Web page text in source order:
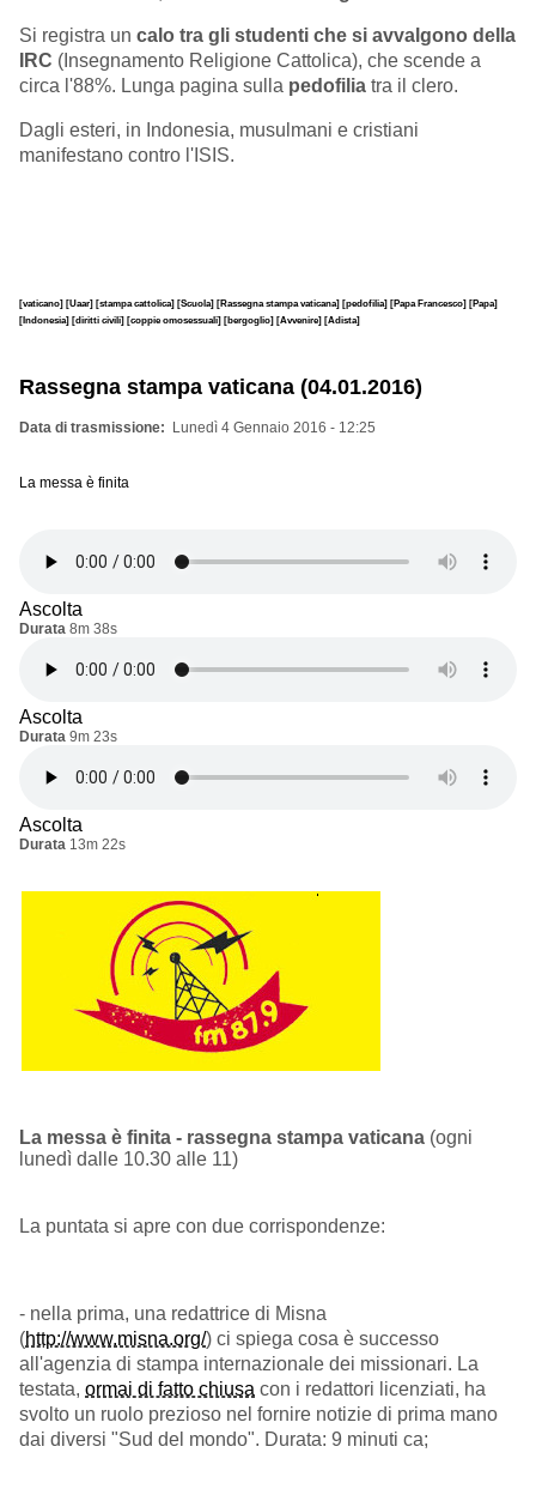
Si registra un calo tra gli studenti che si avvalgono della
IRC (Insegnamento Religione Cattolica), che scende a
circa l'88%. Lunga pagina sulla pedofilia tra il clero.
Dagli esteri, in Indonesia, musulmani e cristiani
manifestano contro l'ISIS.
[vaticano] [Uaar] [stampa cattolica] [Scuola] [Rassegna stampa vaticana] [pedofilia] [Papa Francesco] [Papa]
[Indonesia] [diritti civili] [coppie omosessuali] [bergoglio] [Avvenire] [Adista]
Rassegna stampa vaticana (04.01.2016)
Data di trasmissione Lunedì 4 Gennaio 2016 - 12:25
La messa è finita
Ascolta
Durata 8m 38s
Ascolta
Durata 9m 23s
Ascolta
Durata 13m 22s
La messa è finita - rassegna stampa vaticana (ogni
lunedì dalle 10.30 alle 11)
La puntata si apre con due corrispondenze:
- nella prima, una redattrice di Misna
(http://www.misna.org/) ci spiega cosa è successo
all'agenzia di stampa internazionale dei missionari. La
testata, ormai di fatto chiusa con i redattori licenziati, ha
svolto un ruolo prezioso nel fornire notizie di prima mano
dai diversi "Sud del mondo". Durata: 9 minuti ca;